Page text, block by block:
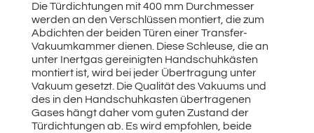
Die Türdichtungen mit 400 mm Durchmesser
werden an den Verschlüssen montiert, die zum
Abdichten der beiden Türen einer Transfer-
Vakuumkammer dienen. Diese Schleuse, die an
unter Inertgas gereinigten Handschuhkästen
montiert ist, wird bei jeder Übertragung unter
Vakuum gesetzt. Die Qualität des Vakuums und
des in den Handschuhkasten übertragenen
Gases hängt daher vom guten Zustand der
Türdichtungen ab. Es wird empfohlen, beide